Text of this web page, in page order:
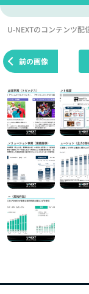
U-NEXTのコンテンツ
前の画像